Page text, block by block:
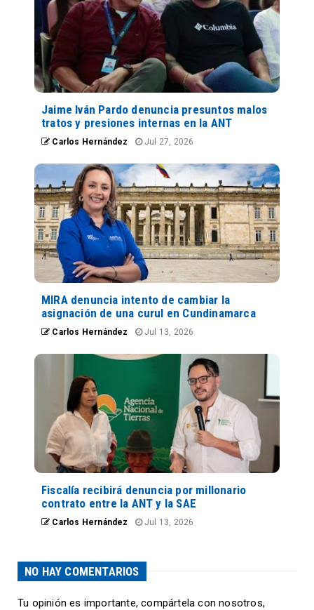
Jaime Iván Pardo denuncia presuntos malos
tratos y presiones internas en la ANT
Carlos Hernández Jul 27, 2026
MIRA denuncia intento de cambiar la
asignación de una curul en Cundinamarca
Carlos Hernández Jul 13, 2026
Fiscalía recibirá denuncia por millonario
contrato entre la ANT y la SAE
Carlos Hernández Jul 13, 2026
NO HAY COMENTARIOS
Tu opinión es importante, compártela con nosotros,